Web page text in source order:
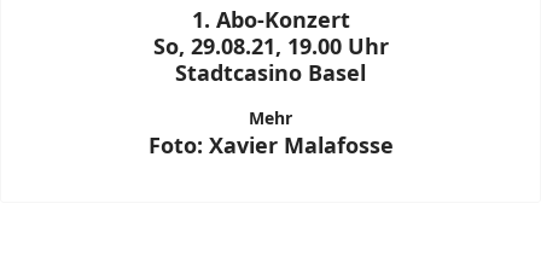
1. Abo-Konzert
So, 29.08.21, 19.00 Uhr
Stadtcasino Basel
Mehr
Foto: Xavier Malafosse